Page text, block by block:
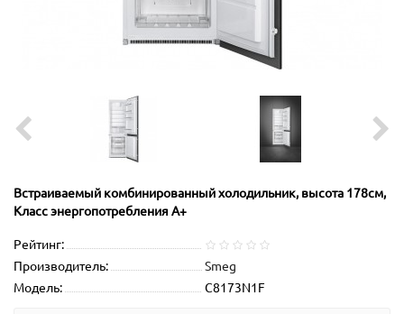
Встраиваемый комбинированный холодильник, высота 178см,
Класс энергопотребления А+
Рейтинг:
Производитель:
Smeg
Модель:
C8173N1F